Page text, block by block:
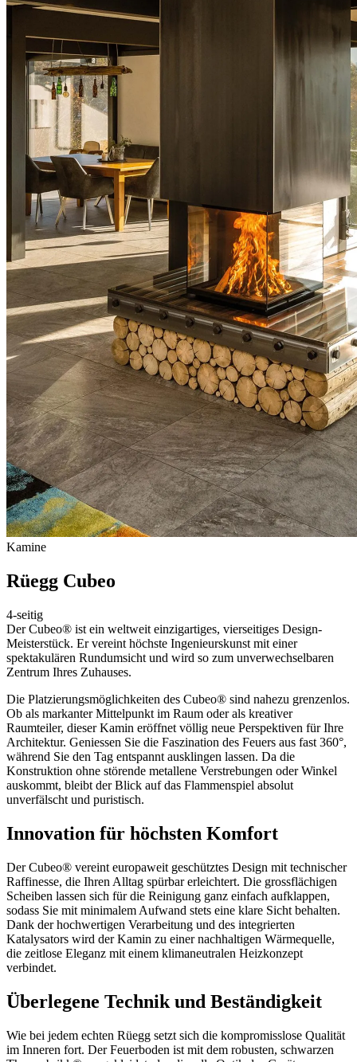
Kamine
Rüegg Cubeo
4-seitig
Der Cubeo® ist ein weltweit einzigartiges, vierseitiges Design-
Meisterstück. Er vereint höchste Ingenieurskunst mit einer
spektakulären Rundumsicht und wird so zum unverwechselbaren
Zentrum Ihres Zuhauses.
Die Platzierungsmöglichkeiten des Cubeo® sind nahezu grenzenlos.
Ob als markanter Mittelpunkt im Raum oder als kreativer
Raumteiler, dieser Kamin eröffnet völlig neue Perspektiven für Ihre
Architektur. Geniessen Sie die Faszination des Feuers aus fast 360°,
während Sie den Tag entspannt ausklingen lassen. Da die
Konstruktion ohne störende metallene Verstrebungen oder Winkel
auskommt, bleibt der Blick auf das Flammenspiel absolut
unverfälscht und puristisch.
Innovation für höchsten Komfort
Der Cubeo® vereint europaweit geschütztes Design mit technischer
Raffinesse, die Ihren Alltag spürbar erleichtert. Die grossflächigen
Scheiben lassen sich für die Reinigung ganz einfach aufklappen,
sodass Sie mit minimalem Aufwand stets eine klare Sicht behalten.
Dank der hochwertigen Verarbeitung und des integrierten
Katalysators wird der Kamin zu einer nachhaltigen Wärmequelle,
die zeitlose Eleganz mit einem klimaneutralen Heizkonzept
verbindet.
Überlegene Technik und Beständigkeit
Wie bei jedem echten Rüegg setzt sich die kompromisslose Qualität
im Inneren fort. Der Feuerboden ist mit dem robusten, schwarzen